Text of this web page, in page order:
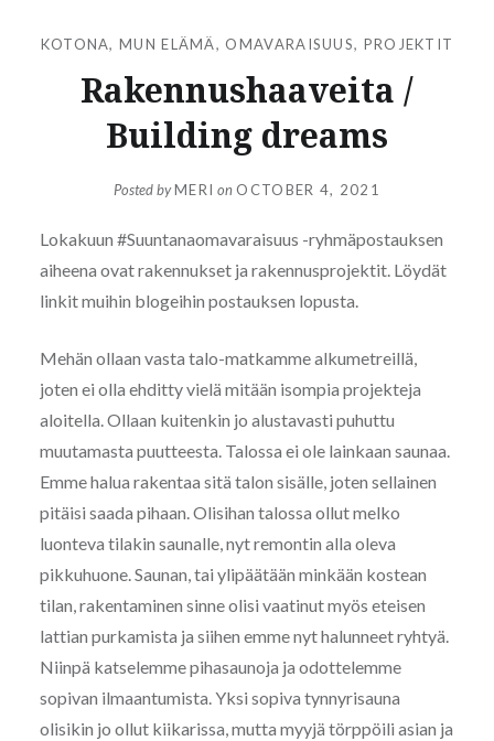
KOTONA,MUN ELÄMÄ, OMAVARAISUUS, PROJEKTIT
Rakennushaaveita /
Building dreams
Posted byMERI on OCTOBER 4, 2021
Lokakuun #Suuntanaomavaraisuus -ryhmäpostauksen
aiheena ovat rakennukset ja rakennusprojektit. Löydät
linkit muihin blogeihin postauksen lopusta.
Mehän ollaan vasta talo-matkamme alkumetreillä,
joten ei olla ehditty vielä mitään isompia projekteja
aloitella. Ollaan kuitenkin jo alustavasti puhuttu
muutamasta puutteesta. Talossa ei ole lainkaan saunaa.
Emme halua rakentaa sitä talon sisälle, joten sellainen
pitäisi saada pihaan. Olisihan talossa ollut melko
luonteva tilakin saunalle, nyt remontin alla oleva
pikkuhuone. Saunan, tai ylipäätään minkään kostean
tilan, rakentaminen sinne olisi vaatinut myös eteisen
lattian purkamista ja siihen emme nyt halunneet ryhtyä.
Niinpä katselemme pihasaunoja ja odottelemme
sopivan ilmaantumista. Yksi sopiva tynnyrisauna
olisikin jo ollut kiikarissa, mutta myyjä törppöili asian ja